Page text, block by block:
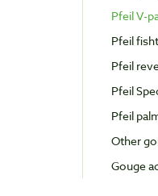
Pfeil V-
Pfeil
Pfeil
Pfeil
Pfeil
Other
Gouge